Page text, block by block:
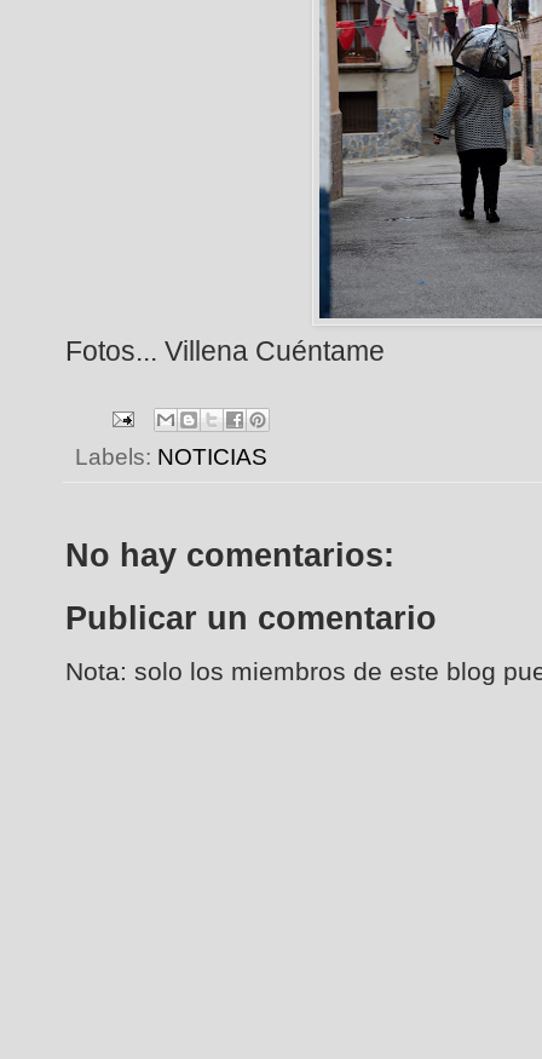
Fotos... Villena Cuéntame
Labels: NOTICIAS
No hay comentarios:
Publicar un comentario
Nota: solo los miembros de este blog